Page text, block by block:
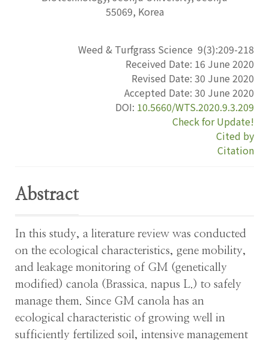
55069, Korea
Weed & Turfgrass Science 9(3):209-218
Received Date: 16 June 2020
Revised Date: 30 June 2020
Accepted Date: 30 June 2020
DOI: 10.5660/WTS.2020.9.3.209
Check for Update!
Cited by
Citation
Abstract
In this study, a literature review was conducted
on the ecological characteristics, gene mobility,
and leakage monitoring of GM (genetically
modified) canola (Brassica. napus L.) to safely
manage them. Since GM canola has an
ecological characteristic of growing well in
sufficiently fertilized soil, intensive management